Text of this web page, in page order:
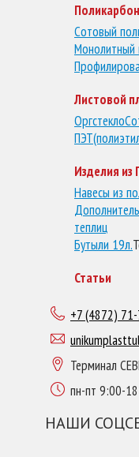
Сотовый
Монолитный
Листовой
Оргстекло
Изделия из
Навесы из
теплиц
Бутыли 19л.
Статьи
+7 (4872)
Терминал
пн-пт 9:00-
НАШИ